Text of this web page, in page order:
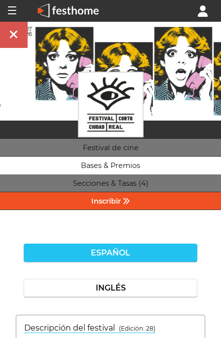
Festival de cine
Bases & Premios
Secciones & Tasas (4)
Inscribir
ESPAÑOL
INGLÉS
Descripción del festival
( Edición: 28)